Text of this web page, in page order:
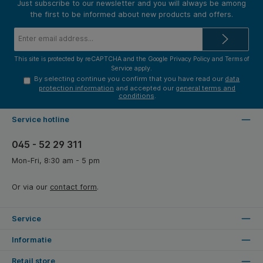
Just subscribe to our newsletter and you will always be among
the first to be informed about new products and offers.
This site is protected by reCAPTCHA and the Google Privacy Policyand Terms of
Service apply.
By selecting continue you confirm that you have read our data
protection information and accepted our general terms and
conditions.
Service hotline
045 - 52 29 311
Mon-Fri, 8:30 am - 5 pm
Or via our contact form.
Service
Informatie
Retail store